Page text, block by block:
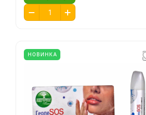
НОВИНКА